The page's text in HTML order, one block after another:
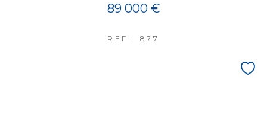
89 000 €
REF : 877